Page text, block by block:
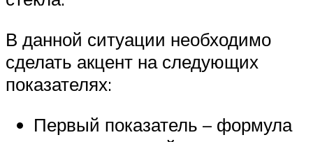
В данной ситуации необходимо
сделать акцент на следующих
показателях:
Первый показатель – формула